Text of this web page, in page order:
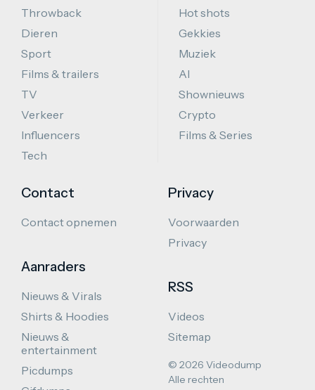
Throwback
Dieren
Sport
Films & trailers
TV
Verkeer
Influencers
Tech
Hot shots
Gekkies
Muziek
AI
Shownieuws
Crypto
Films & Series
Contact
Contact opnemen
Aanraders
Nieuws & Virals
Shirts & Hoodies
Nieuws &
entertainment
Picdumps
Privacy
Voorwaarden
Privacy
RSS
Videos
Sitemap
© 2026 Videodump
Alle rechten